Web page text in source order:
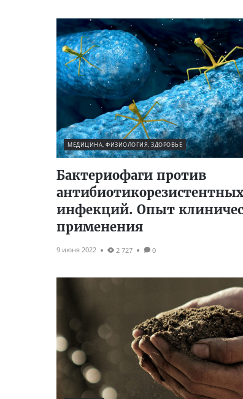
МЕДИЦИНА, ФИЗИОЛОГИЯ, ЗДОРОВЬЕ
Бактериофаги против
антибиотикорезистентных
инфекций. Опыт
применения
9 июня 2022 2 727 0